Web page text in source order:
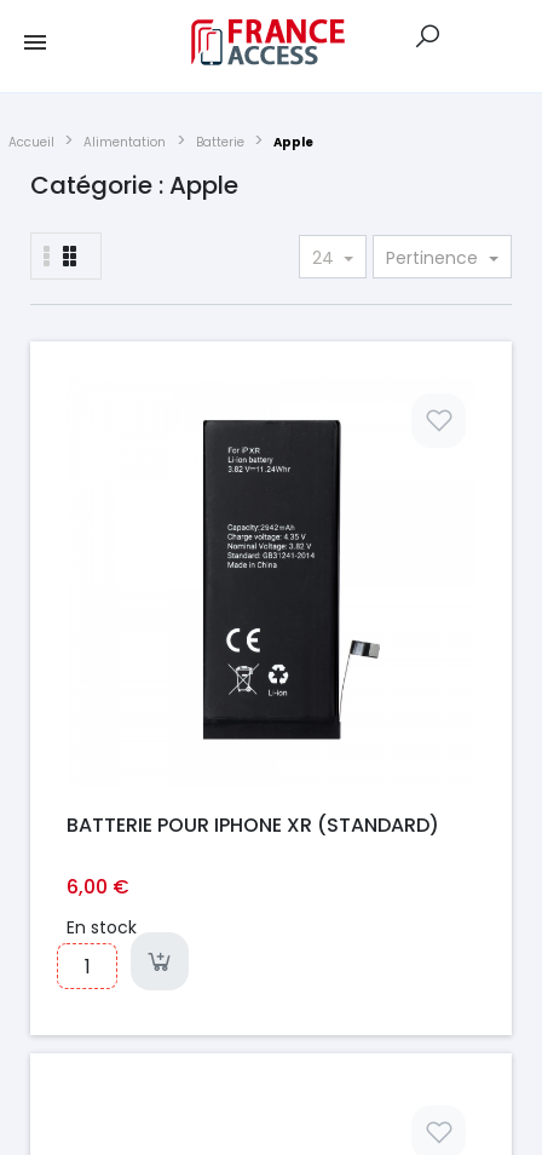
Accueil Alimentation Batterie Apple
Catégorie : Apple
24 Pertinence
BATTERIE POUR IPHONE XR (STANDARD)
6,00 €
En stock